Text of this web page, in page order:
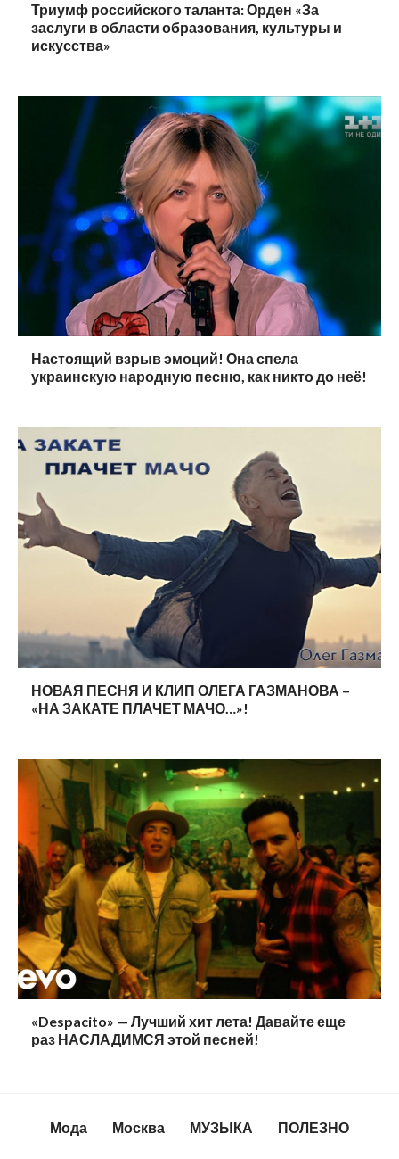
Триумф российского таланта: Орден «За
заслуги в области образования, культуры и
искусства»
Настоящий взрыв эмоций! Она спела
украинскую народную песню, как никто до неё!
НОВАЯ ПЕСНЯ И КЛИП ОЛЕГА ГАЗМАНОВА –
«НА ЗАКАТЕ ПЛАЧЕТ МАЧО…»!
«Despacito» — Лучший хит лета! Давайте еще
раз НАСЛАДИМСЯ этой песней!
Мода Москва МУЗЫКА ПОЛЕЗНО